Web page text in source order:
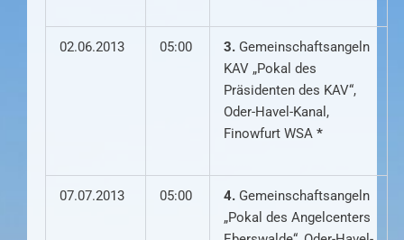
02.06.2013 05:00 3.Gemeinschaftsangeln
KAV „Pokal des
Präsidenten des KAV“,
Oder-Havel-Kanal,
Finowfurt WSA *
07.07.2013 05:00 4.Gemeinschaftsangeln
„Pokal des Angelcenters